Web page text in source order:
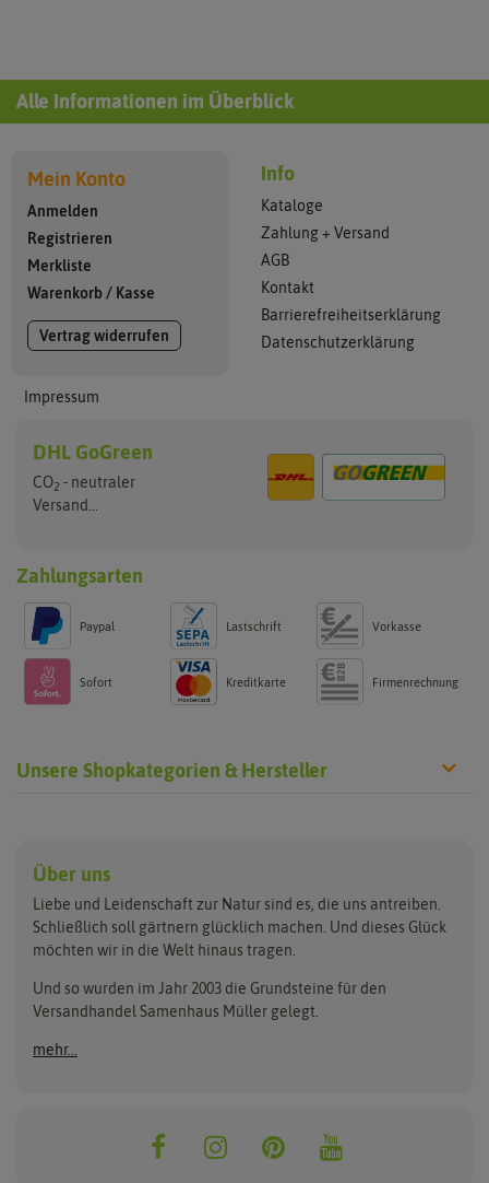
Alle Informationen im Überblick
Mein Konto
Anmelden
Registrieren
Merkliste
Warenkorb / Kasse
Vertrag widerrufen
Impressum
Info
Kataloge
Zahlung + Versand
AGB
Kontakt
Barrierefreiheitserklärung
Datenschutzerklärung
DHL GoGreen
CO2 - neutraler
Versand...
Zahlungsarten
Paypal Lastschrift Vorkasse
Sofort Kreditkarte Firmenrechnung
Unsere Shopkategorien & Hersteller
Anzuchtschalen
Beleuchtung
Folien, Vliese und Netze
Gartengeräte
Nützlinge & Nisthilfen
Keimsprossen
Saatgut für Werbezwecke
Samen-Sets
Gemüsesamen
Exotische Samen
Rasensamen
Benary
Buzzy Seeds
Clever Pots
Dürr-Samen
FLORTUS
Greenline
Grüne Oase
ReNatura Vogelwelt
Über uns
Liebe und Leidenschaft zur Natur sind es, die uns antreiben.
Schließlich soll gärtnern glücklich machen. Und dieses Glück
möchten wir in die Welt hinaus tragen.
Und so wurden im Jahr 2003 die Grundsteine für den
Versandhandel Samenhaus Müller gelegt.
mehr...